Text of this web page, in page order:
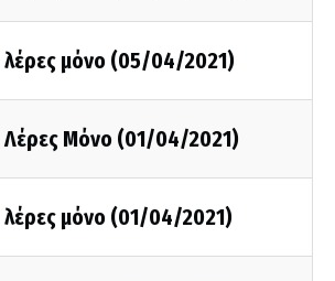
μόνο (05/04/2021)
Λέρες Μόνο (01/04/2021)
μόνο (01/04/2021)